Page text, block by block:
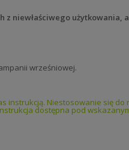
z niewłaściwego użytkowania,
wrześniowej.
instrukcją. Niestosowanie się do
dostępna pod